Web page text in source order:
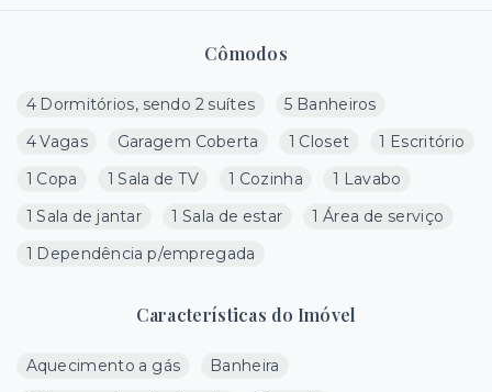
Cômodos
4 Dormitórios, sendo 2 suítes
5 Banheiros
4 Vagas
Garagem Coberta 1 Closet
1 Escritório
1 Copa
1 Sala de TV 1 Cozinha
1 Lavabo
1 Sala de jantar
1 Sala de estar
1 Área de serviço
1 Dependência p/empregada
Características do Imóvel
Aquecimento a gás
Banheira